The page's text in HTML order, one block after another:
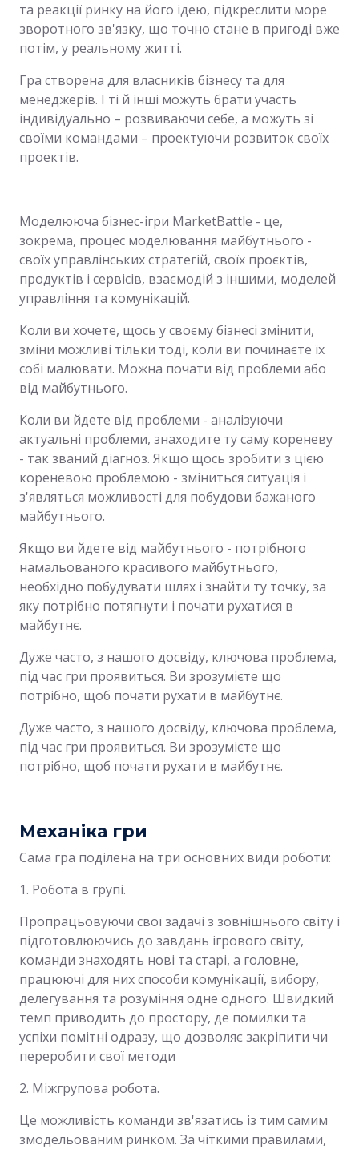
та реакції ринку на його ідею, підкреслити море
зворотного зв'язку, що точно стане в пригоді вже
потім, у реальному житті.
Гра створена для власників бізнесу та для
менеджерів. І ті й інші можуть брати участь
індивідуально – розвиваючи себе, а можуть зі
своїми командами – проектуючи розвиток своїх
проектів.
Моделююча бізнес-ігри MarketBattle - це,
зокрема, процес моделювання майбутнього -
своїх управлінських стратегій, своїх проєктів,
продуктів і сервісів, взаємодій з іншими, моделей
управління та комунікацій.
Коли ви хочете, щось у своєму бізнесі змінити,
зміни можливі тільки тоді, коли ви починаєте їх
собі малювати. Можна почати від проблеми або
від майбутнього.
Коли ви йдете від проблеми - аналізуючи
актуальні проблеми, знаходите ту саму кореневу
- так званий діагноз. Якщо щось зробити з цією
кореневою проблемою - зміниться ситуація і
з'являться можливості для побудови бажаного
майбутнього.
Якщо ви йдете від майбутнього - потрібного
намальованого красивого майбутнього,
необхідно побудувати шлях і знайти ту точку, за
яку потрібно потягнути і почати рухатися в
майбутнє.
Дуже часто, з нашого досвіду, ключова проблема,
під час гри проявиться. Ви зрозумієте що
потрібно, щоб почати рухати в майбутнє.
Дуже часто, з нашого досвіду, ключова проблема,
під час гри проявиться. Ви зрозумієте що
потрібно, щоб почати рухати в майбутнє.
Механіка гри
Сама гра поділена на три основних види роботи:
1. Робота в групі.
Пропрацьовуючи свої задачі з зовнішнього світу і
підготовлюючись до завдань ігрового світу,
команди знаходять нові та старі, а головне,
працюючі для них способи комунікації, вибору,
делегування та розуміння одне одного. Швидкий
темп приводить до простору, де помилки та
успіхи помітні одразу, що дозволяє закріпити чи
переробити свої методи
2. Міжгрупова робота.
Це можливість команди зв'язатись із тим самим
змодельованим ринком. За чіткими правилами,